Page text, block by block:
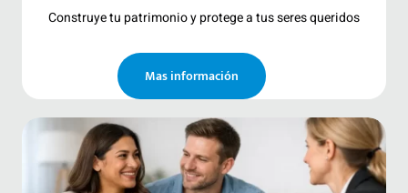
Construye tu patrimonio y protege a tus seres queridos
Mas información